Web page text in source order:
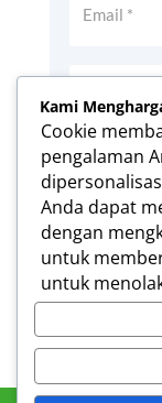
pada
berikutnya.
Kirim
Kami
Cookie
pengalaman
Anda dapat
dengan
untuk
untuk